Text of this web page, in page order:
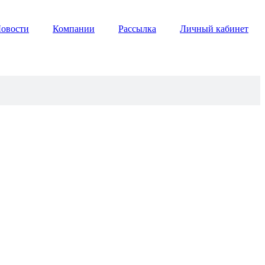
Компании Рассылка Личный кабинет